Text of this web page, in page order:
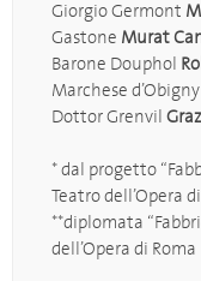
Giorgio Germont
Gastone Murat
Barone Douphol
Marchese d’Obigny
Dottor Grenvil
* dal progetto
Teatro dell’Opera
**diplomata
dell’Opera di Roma